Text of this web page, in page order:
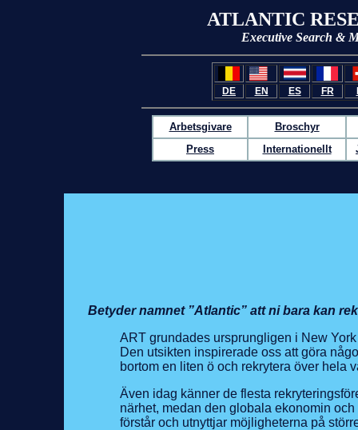
ATLANTIC
Executive Search &
DE EN ES FR
Arbetsgivare
Broschyr
Press
Internationellt
Betyder namnet ”Atlantic” att ni bara kan
ART grundades ursprungligen i New
Den utsikten inspirerade oss att göra
bortom en liten ö och rekrytera över hela
Även idag känner de flesta
närhet, medan den globala ekonomin
förstår och utnyttjar möjligheterna på